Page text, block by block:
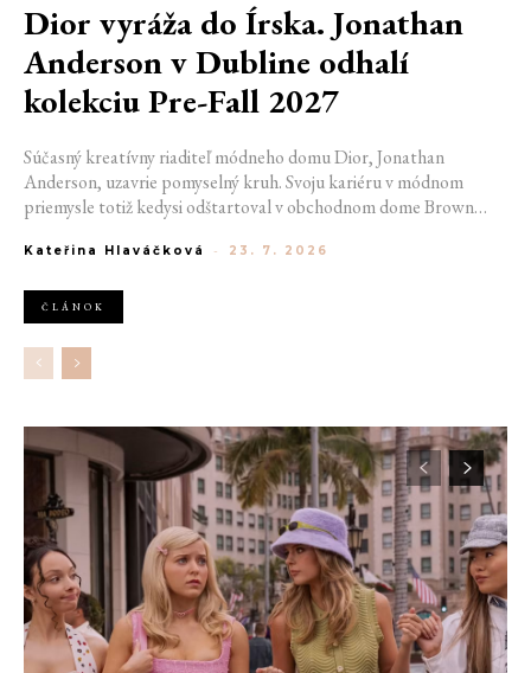
Dior vyráža do Írska. Jonathan
Anderson v Dubline odhalí
kolekciu Pre-Fall 2027
Súčasný kreatívny riaditeľ módneho domu Dior, Jonathan
Anderson, uzavrie pomyselný kruh. Svoju kariéru v módnom
priemysle totiž kedysi odštartoval v obchodnom dome Brown
jednej z najväčších luxusných značiek sveta. V decembri totiž v
Pre-Fall 2027.
Kateřina Hlaváčková - 23. 7. 2026
ČLÁNOK